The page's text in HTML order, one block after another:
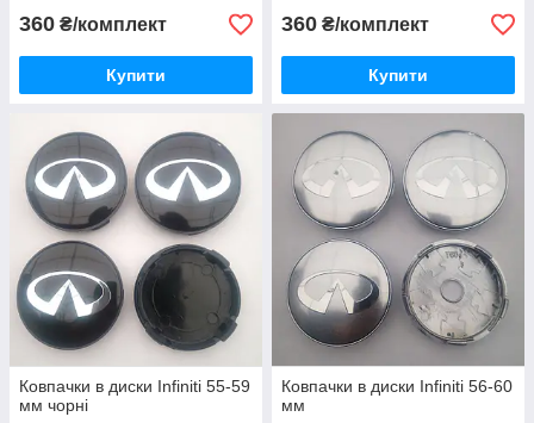
360 ₴/комплект
Купити
360 ₴/комплект
Купити
Ковпачки в диски Infiniti 55-59
мм чорні
Ковпачки в диски Infiniti 56-60
мм